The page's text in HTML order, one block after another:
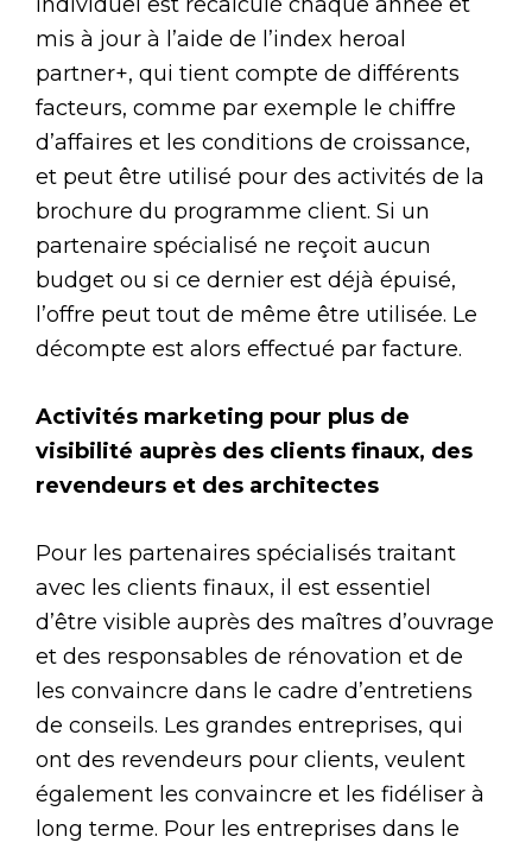
mis à jour à l’aide de l’index heroal
partner+, qui tient compte de différents
facteurs, comme par exemple le chiffre
d’affaires et les conditions de croissance,
et peut être utilisé pour des activités de la
brochure du programme client. Si un
partenaire spécialisé ne reçoit aucun
budget ou si ce dernier est déjà épuisé,
l’offre peut tout de même être utilisée. Le
décompte est alors effectué par facture.
Activités marketing pour plus de
visibilité auprès des clients finaux, des
revendeurs et des architectes
Pour les partenaires spécialisés traitant
avec les clients finaux, il est essentiel
d’être visible auprès des maîtres d’ouvrage
et des responsables de rénovation et de
les convaincre dans le cadre d’entretiens
de conseils. Les grandes entreprises, qui
ont des revendeurs pour clients, veulent
également les convaincre et les fidéliser à
long terme. Pour les entreprises dans le